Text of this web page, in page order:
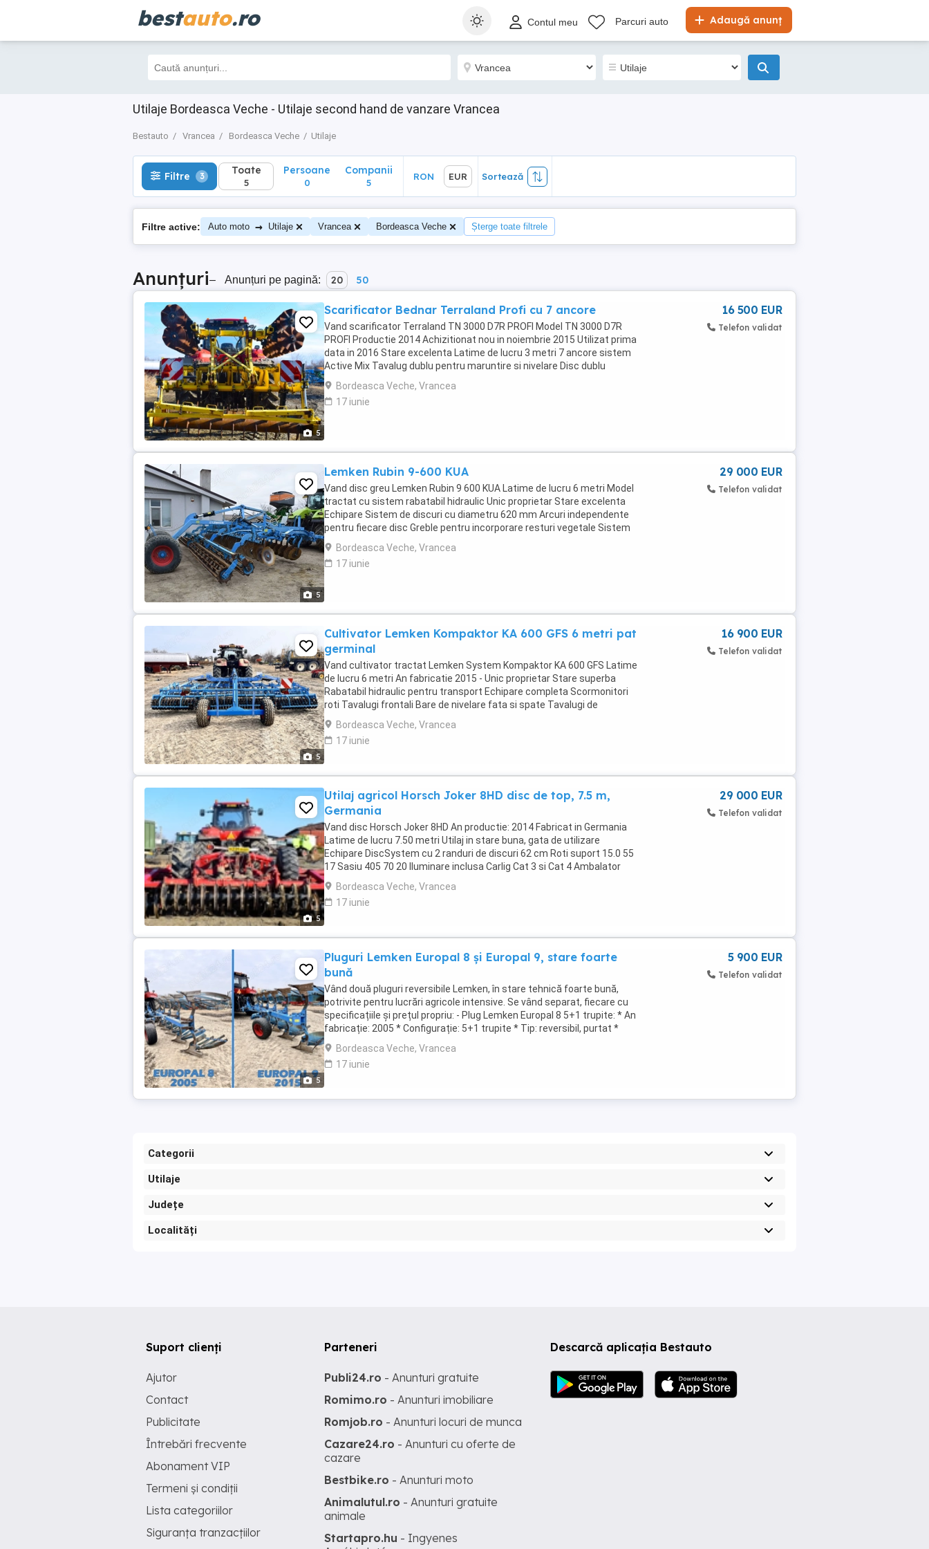
bestauto.ro Adaugă anunț
Contul meu Parcuri auto
Utilaje Bordeasca Veche - Utilaje second hand de vanzare Vrancea
Bestauto Vrancea Bordeasca Veche Utilaje
Filtre 3 Toate
5
Sortează
Filtre 3 Toate
5
Persoane
0
Companii
5
RON EUR Sortează
Filtre active: Auto moto → Utilaje Vrancea Bordeasca Veche Șterge toate filtrele
Anunțuri– Anunțuri pe pagină: 20 50
5
Scarificator Bednar Terraland Profi cu 7 ancore
Vand scarificator Terraland TN 3000 D7R PROFI Model TN 3000 D7R
PROFI Productie 2014 Achizitionat nou in noiembrie 2015 Utilizat prima
data in 2016 Stare excelenta Latime de lucru 3 metri 7 ancore sistem
Active Mix Tavalug dublu pentru maruntire si nivelare Disc dublu
rabatabil Adancime de lucru pana ...
Bordeasca Veche, Vrancea
17 iunie
16 500 EUR
Telefon validat
5
Lemken Rubin 9-600 KUA
Vand disc greu Lemken Rubin 9 600 KUA Latime de lucru 6 metri Model
tractat cu sistem rabatabil hidraulic Unic proprietar Stare excelenta
Echipare Sistem de discuri cu diametru 620 mm Arcuri independente
pentru fiecare disc Greble pentru incorporare resturi vegetale Sistem
dublu de tavalugi pentru maruntire ...
Bordeasca Veche, Vrancea
17 iunie
29 000 EUR
Telefon validat
5
Cultivator Lemken Kompaktor KA 600 GFS 6 metri pat
germinal
Vand cultivator tractat Lemken System Kompaktor KA 600 GFS Latime
de lucru 6 metri An fabricatie 2015 - Unic proprietar Stare superba
Rabatabil hidraulic pentru transport Echipare completa Scormonitori
roti Tavalugi frontali Bare de nivelare fata si spate Tavalugi de
maruntire spate Tavalugi mini crosskill ...
Bordeasca Veche, Vrancea
17 iunie
16 900 EUR
Telefon validat
5
Utilaj agricol Horsch Joker 8HD disc de top, 7.5 m,
Germania
Vand disc Horsch Joker 8HD An productie: 2014 Fabricat in Germania
Latime de lucru 7.50 metri Utilaj in stare buna, gata de utilizare
Echipare DiscSystem cu 2 randuri de discuri 62 cm Roti suport 15.0 55
17 Sasiu 405 70 20 Iluminare inclusa Carlig Cat 3 si Cat 4 Ambalator
RollPack dublu Sistem pneumatic ...
Bordeasca Veche, Vrancea
17 iunie
29 000 EUR
Telefon validat
5
Pluguri Lemken Europal 8 și Europal 9, stare foarte
bună
Vând două pluguri reversibile Lemken, în stare tehnică foarte bună,
potrivite pentru lucrări agricole intensive. Se vând separat, fiecare cu
specificațiile și prețul propriu: - Plug Lemken Europal 8 5+1 trupite: * An
fabricație: 2005 * Configurație: 5+1 trupite * Tip: reversibil, purtat *
Lățime de ...
Bordeasca Veche, Vrancea
17 iunie
5 900 EUR
Telefon validat
Categorii
Utilaje
Județe
Localități
Descarcă aplicația Bestauto
Suport clienți
Ajutor
Contact
Publicitate
Întrebări frecvente
Abonament VIP
Termeni și condiții
Lista categoriilor
Siguranța tranzacțiilor
Parteneri
Publi24.ro - Anunturi gratuite
Romimo.ro - Anunturi imobiliare
Romjob.ro - Anunturi locuri de munca
Cazare24.ro - Anunturi cu oferte de
cazare
Bestbike.ro - Anunturi moto
Animalutul.ro - Anunturi gratuite
animale
Startapro.hu - Ingyenes